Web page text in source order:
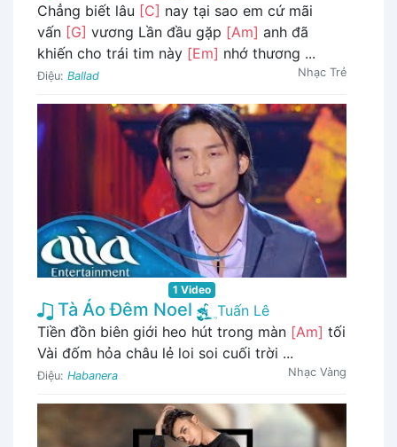
Chẳng biết lâu [C] nay tại sao em cứ mãi
vấn [G] vương Lần đầu gặp [Am] anh đã
khiến cho trái tim này [Em] nhớ thương ...
Điệu: Ballad Nhạc Trẻ
1 Video
Tà Áo Đêm Noel
Tuấn Lê
Tiền đồn biên giới heo hút trong màn [Am] tối
Vài đốm hỏa châu lẻ loi soi cuối trời ...
Điệu: Habanera Nhạc Vàng